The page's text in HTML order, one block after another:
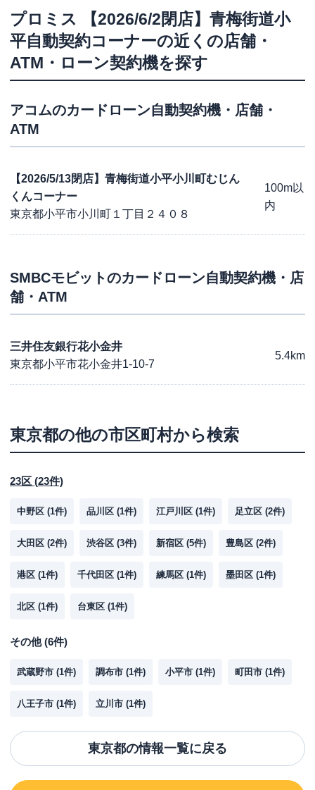
プロミス
【2026/6/2閉店】青梅街道小
平自動契約コーナーの近くの店舗・
ATM・ローン契約機を探す
アコムのカードローン自動契約機・店舗・
ATM
【2026/5/13閉店】青梅街道小平小川町むじん
くんコーナー
東京都小平市小川町１丁目２４０８
100m以
内
SMBCモビットのカードローン自動契約機・店
舗・ATM
三井住友銀行花小金井
東京都小平市花小金井1-10-7
5.4km
東京都の他の市区町村から検索
23区 (23件)
中野区 (1件) 品川区 (1件) 江戸川区 (1件) 足立区 (2件)
大田区 (2件) 渋谷区 (3件) 新宿区 (5件) 豊島区 (2件)
港区 (1件) 千代田区 (1件) 練馬区 (1件) 墨田区 (1件)
北区 (1件) 台東区 (1件)
その他(6件)
武蔵野市 (1件) 調布市 (1件) 小平市 (1件) 町田市 (1件)
八王子市 (1件) 立川市 (1件)
東京都の情報一覧に戻る